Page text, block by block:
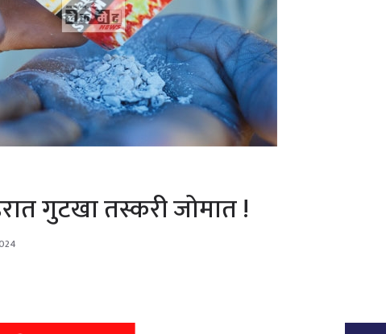
गुटखा तस्करी जोमात !